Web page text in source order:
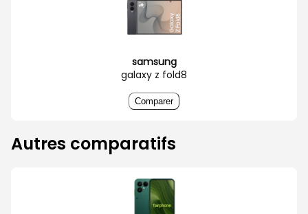
samsung
galaxy z fold8
Comparer
Autres comparatifs